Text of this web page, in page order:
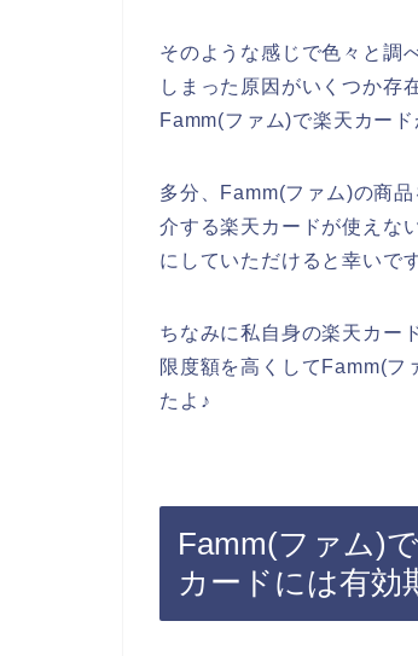
そのような感じで色々と調
しまった原因がいくつか存
Famm(ファム)で楽天カー
多分、Famm(ファム)の商
介する楽天カードが使えな
にしていただけると幸いです
ちなみに私自身の楽天カー
限度額を高くしてFamm(フ
たよ♪
Famm(ファム)
カードには有効